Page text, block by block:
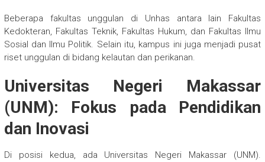
Beberapa fakultas unggulan di Unhas antara lain Fakultas
Kedokteran, Fakultas Teknik, Fakultas Hukum, dan Fakultas Ilmu
Sosial dan Ilmu Politik. Selain itu, kampus ini juga menjadi pusat
riset unggulan di bidang kelautan dan perikanan.
Universitas Negeri Makassar
(UNM): Fokus pada Pendidikan
dan Inovasi
Di posisi kedua, ada Universitas Negeri Makassar (UNM).